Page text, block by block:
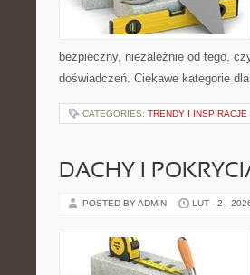
bezpieczny, niezależnie od tego,
doświadczeń. Ciekawe kategorie
CATEGORIES: TRENDY I INSPIRACJE
DACHY I
POSTED BY ADMIN LUT - 2 -